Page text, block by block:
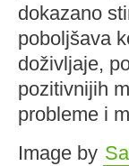
dokazano
poboljšava
doživljaje,
pozitivnijih
probleme i
Image by